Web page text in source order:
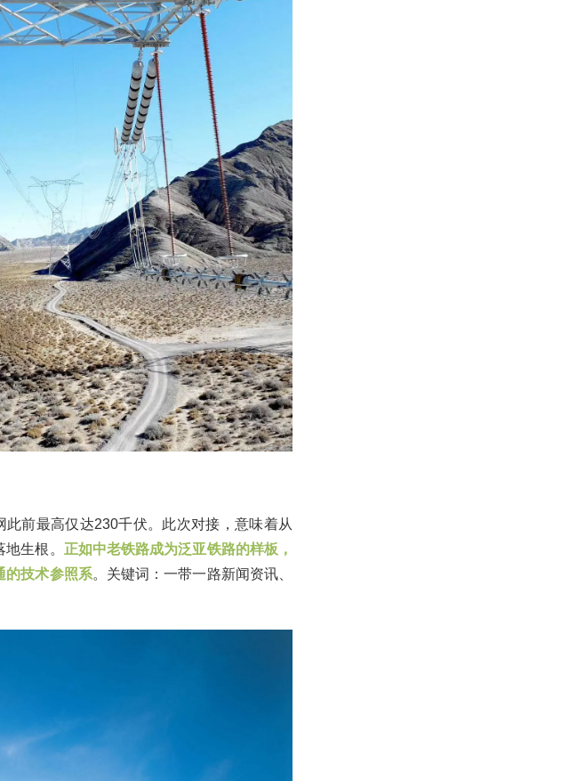
前最高仅达230千伏。此次对接，意味着从
生根。 正如中老铁路成为泛亚铁路的样板，
的技术参照系。关键词：一带一路新闻资讯、